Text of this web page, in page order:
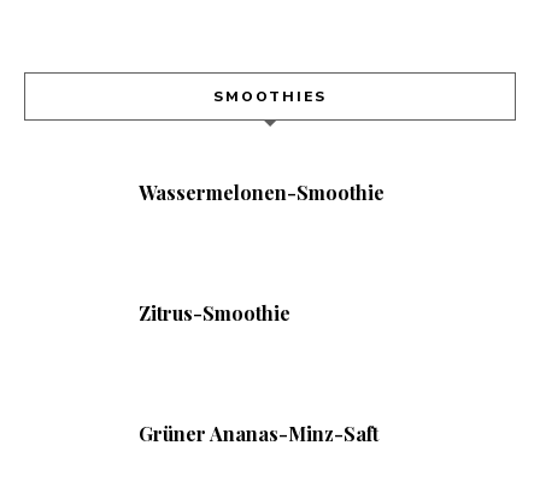
SMOOTHIES
Wassermelonen-Smoothie
Zitrus-Smoothie
Grüner Ananas-Minz-Saft